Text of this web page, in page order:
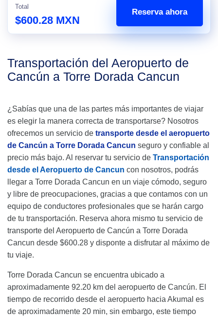
Total
$600.28 MXN
Reserva ahora
Transportación del Aeropuerto de
Cancún a Torre Dorada Cancun
¿Sabías que una de las partes más importantes de viajar
es elegir la manera correcta de transportarse? Nosotros
ofrecemos un servicio de transporte desde el aeropuerto
de Cancún a Torre Dorada Cancun seguro y confiable al
precio más bajo. Al reservar tu servicio de Transportación
desde el Aeropuerto de Cancun con nosotros, podrás
llegar a Torre Dorada Cancun en un viaje cómodo, seguro
y libre de preocupaciones, gracias a que contamos con un
equipo de conductores profesionales que se harán cargo
de tu transportación. Reserva ahora mismo tu servicio de
transporte del Aeropuerto de Cancún a Torre Dorada
Cancun desde $600.28 y disponte a disfrutar al máximo de
tu viaje.
Torre Dorada Cancun se encuentra ubicado a
aproximadamente 92.20 km del aeropuerto de Cancún. El
tiempo de recorrido desde el aeropuerto hacia Akumal es
de aproximadamente 20 min, sin embargo, este tiempo